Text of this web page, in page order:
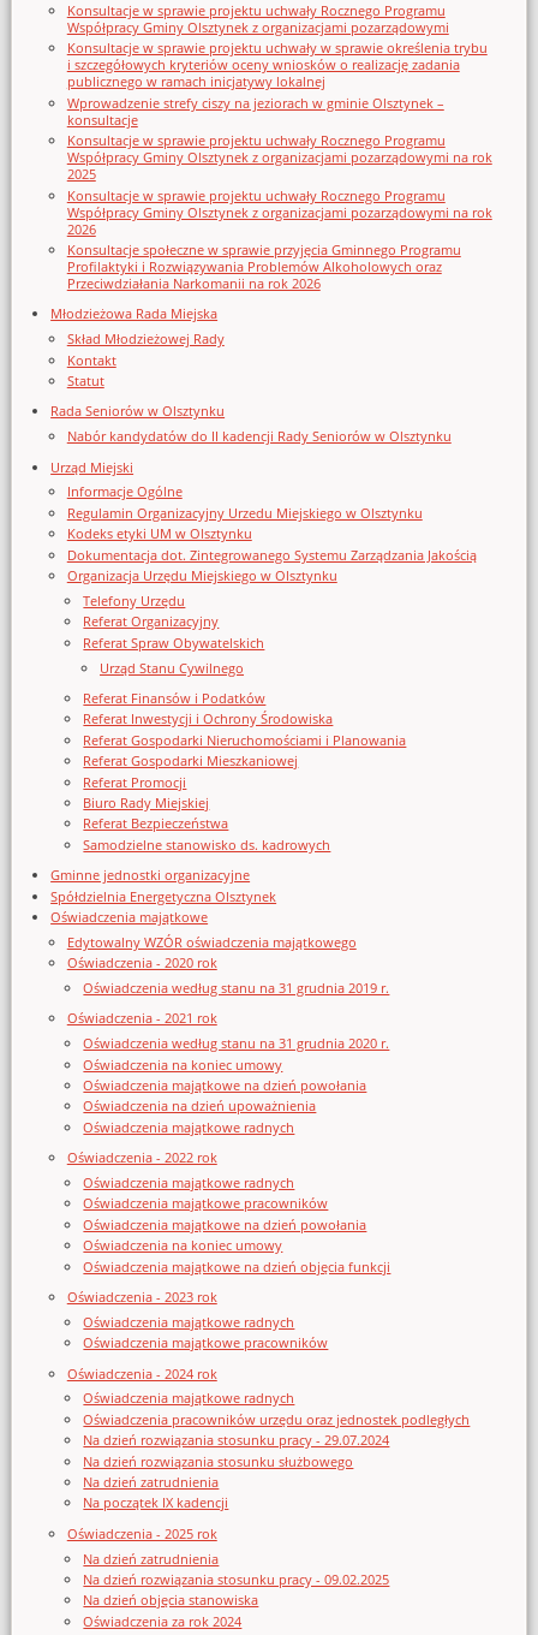
Konsultacje w sprawie projektu uchwały Rocznego Programu
Współpracy Gminy Olsztynek z organizacjami pozarządowymi
Konsultacje w sprawie projektu uchwały w sprawie określenia trybu
i szczegółowych kryteriów oceny wniosków o realizację zadania
publicznego w ramach inicjatywy lokalnej
Wprowadzenie strefy ciszy na jeziorach w gminie Olsztynek –
konsultacje
Konsultacje w sprawie projektu uchwały Rocznego Programu
Współpracy Gminy Olsztynek z organizacjami pozarządowymi na rok
2025
Konsultacje w sprawie projektu uchwały Rocznego Programu
Współpracy Gminy Olsztynek z organizacjami pozarządowymi na rok
2026
Konsultacje społeczne w sprawie przyjęcia Gminnego Programu
Profilaktyki i Rozwiązywania Problemów Alkoholowych oraz
Przeciwdziałania Narkomanii na rok 2026
Młodzieżowa Rada Miejska
Skład Młodzieżowej Rady
Kontakt
Statut
Rada Seniorów w Olsztynku
Nabór kandydatów do II kadencji Rady Seniorów w Olsztynku
Urząd Miejski
Informacje Ogólne
Regulamin Organizacyjny Urzedu Miejskiego w Olsztynku
Kodeks etyki UM w Olsztynku
Dokumentacja dot. Zintegrowanego Systemu Zarządzania Jakością
Organizacja Urzędu Miejskiego w Olsztynku
Telefony Urzędu
Referat Organizacyjny
Referat Spraw Obywatelskich
Urząd Stanu Cywilnego
Referat Finansów i Podatków
Referat Inwestycji i Ochrony Środowiska
Referat Gospodarki Nieruchomościami i Planowania
Referat Gospodarki Mieszkaniowej
Referat Promocji
Biuro Rady Miejskiej
Referat Bezpieczeństwa
Samodzielne stanowisko ds. kadrowych
Gminne jednostki organizacyjne
Spółdzielnia Energetyczna Olsztynek
Oświadczenia majątkowe
Edytowalny WZÓR oświadczenia majątkowego
Oświadczenia - 2020 rok
Oświadczenia według stanu na 31 grudnia 2019 r.
Oświadczenia - 2021 rok
Oświadczenia według stanu na 31 grudnia 2020 r.
Oświadczenia na koniec umowy
Oświadczenia majątkowe na dzień powołania
Oświadczenia na dzień upoważnienia
Oświadczenia majątkowe radnych
Oświadczenia - 2022 rok
Oświadczenia majątkowe radnych
Oświadczenia majątkowe pracowników
Oświadczenia majątkowe na dzień powołania
Oświadczenia na koniec umowy
Oświadczenia majątkowe na dzień objęcia funkcji
Oświadczenia - 2023 rok
Oświadczenia majątkowe radnych
Oświadczenia majątkowe pracowników
Oświadczenia - 2024 rok
Oświadczenia majątkowe radnych
Oświadczenia pracowników urzędu oraz jednostek podległych
Na dzień rozwiązania stosunku pracy - 29.07.2024
Na dzień rozwiązania stosunku służbowego
Na dzień zatrudnienia
Na początek IX kadencji
Oświadczenia - 2025 rok
Na dzień zatrudnienia
Na dzień rozwiązania stosunku pracy - 09.02.2025
Na dzień objęcia stanowiska
Oświadczenia za rok 2024